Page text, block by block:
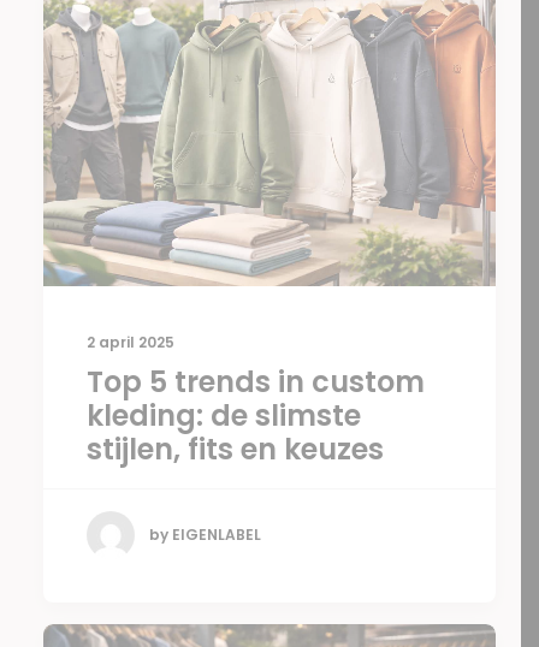
2 april 2025
Top 5 trends in custom
kleding: de slimste
stijlen, fits en keuzes
by EIGENLABEL